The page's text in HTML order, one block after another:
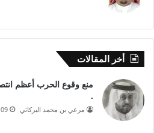
أخر المقالات
منع وقوع الحرب أعظم
.
مرعي بن محمد البركاتي